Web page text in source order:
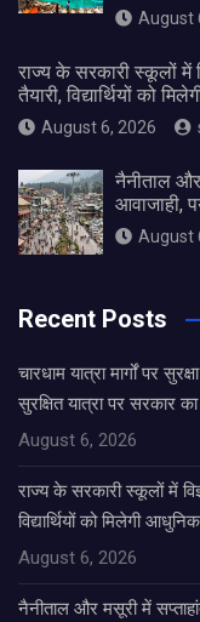
August
राज्य के सरकारी स्कूलों
तैयारी, विद्यार्थियों को
August 6, 2026
नैनीताल
आवाजाही,
August
Recent Posts
चारधाम यात्रा मार्गों पर
सुरक्षित यात्रा पर सरकार
August 6, 2026
राज्य के सरकारी स्कूलों में
विद्यार्थियों को मिलेगी
August 6, 2026
नैनीताल और मसूरी में